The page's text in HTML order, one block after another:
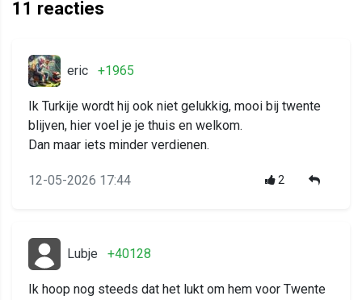
11 reacties
eric +1965
Ik Turkije wordt hij ook niet gelukkig, mooi bij twente
blijven, hier voel je je thuis en welkom.
Dan maar iets minder verdienen.
12-05-2026 17:44 2
Lubje +40128
Ik hoop nog steeds dat het lukt om hem voor Twente